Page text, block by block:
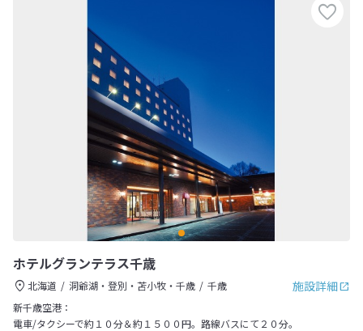
ホテルグランテラス千歳
施設詳細
北海道 洞爺湖・登別・苫小牧・千歳
千歳
新千歳空港：
電車/タクシーで約１０分＆約１５００円。路線バスにて２０分。